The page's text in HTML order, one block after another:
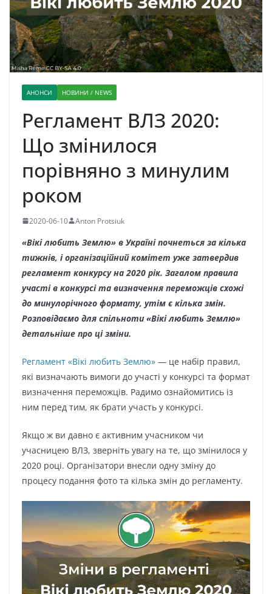
АНОНСИ НОВИНИ / NEWS
Регламент ВЛЗ 2020:
Що змінилося
порівняно з минулим
роком
2020-06-10 Anton Protsiuk
«Вікі любить Землю» в Україні почнеться за кілька
тижнів, і організаційний комітет уже затвердив
регламент конкурсу на 2020 рік. Загалом правила
участі в конкурсі та визначення переможців схожі
до минулорічного формату, утім є кілька змін.
Розповідаємо для спільноти «Вікі любить Землю»
детальніше про ці зміни.
Регламент «Вікі любить Землю» — це набір правил,
які визначають вимоги до участі у конкурсі та формат
визначення переможців. Радимо ознайомитись із
ним перед тим, як брати участь у конкурсі.
Якщо ж ви давно є активним учасником чи
учасницею ВЛЗ, зверніть увагу на те, що змінилося у
2020 році. Організатори внесли одну зміну до
процесу подання фото та кілька змін до регламенту.